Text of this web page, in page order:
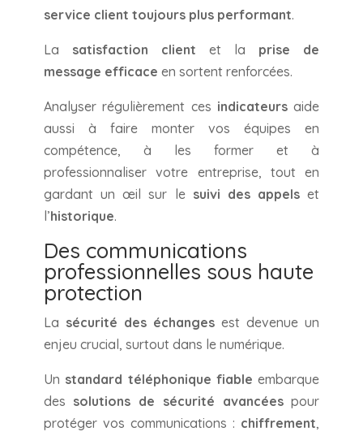
service client toujours plus performant.
La satisfaction client et la prise de
message efficace en sortent renforcées.
Analyser régulièrement ces indicateursaide
aussi à faire monter vos équipes en
compétence, à les former et à
professionnaliser votre entreprise, tout en
gardant un œil sur le suivi des appels et
l’historique.
Des communications
professionnelles sous haute
protection
La sécurité des échanges est devenue un
enjeu crucial, surtout dans le numérique.
Un standard téléphonique fiable embarque
des solutions de sécurité avancéespour
protéger vos communications : chiffrement,